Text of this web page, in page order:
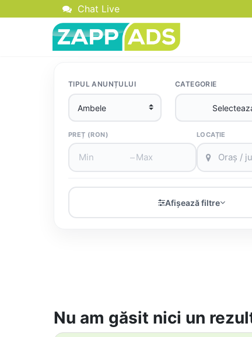
Chat Live
TIPUL ANUNȚULUI CATEGORIE
PREȚ (RON)
–
LOCAȚIE
Afișează filtre
Nu am găsit nici un